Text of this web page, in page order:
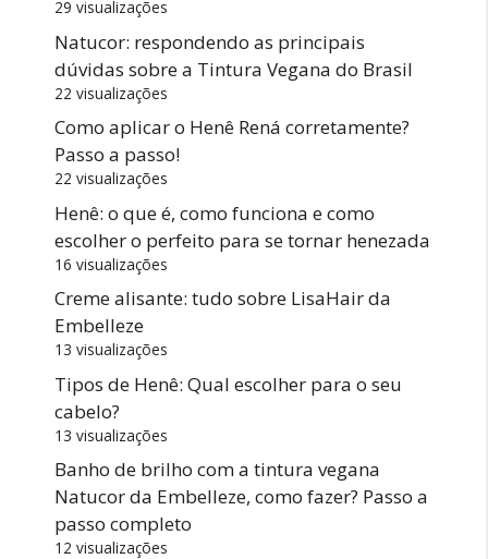
29 visualizações
Natucor: respondendo as principais
dúvidas sobre a Tintura Vegana do Brasil
22 visualizações
Como aplicar o Henê Rená corretamente?
Passo a passo!
22 visualizações
Henê: o que é, como funciona e como
escolher o perfeito para se tornar henezada
16 visualizações
Creme alisante: tudo sobre LisaHair da
Embelleze
13 visualizações
Tipos de Henê: Qual escolher para o seu
cabelo?
13 visualizações
Banho de brilho com a tintura vegana
Natucor da Embelleze, como fazer? Passo a
passo completo
12 visualizações